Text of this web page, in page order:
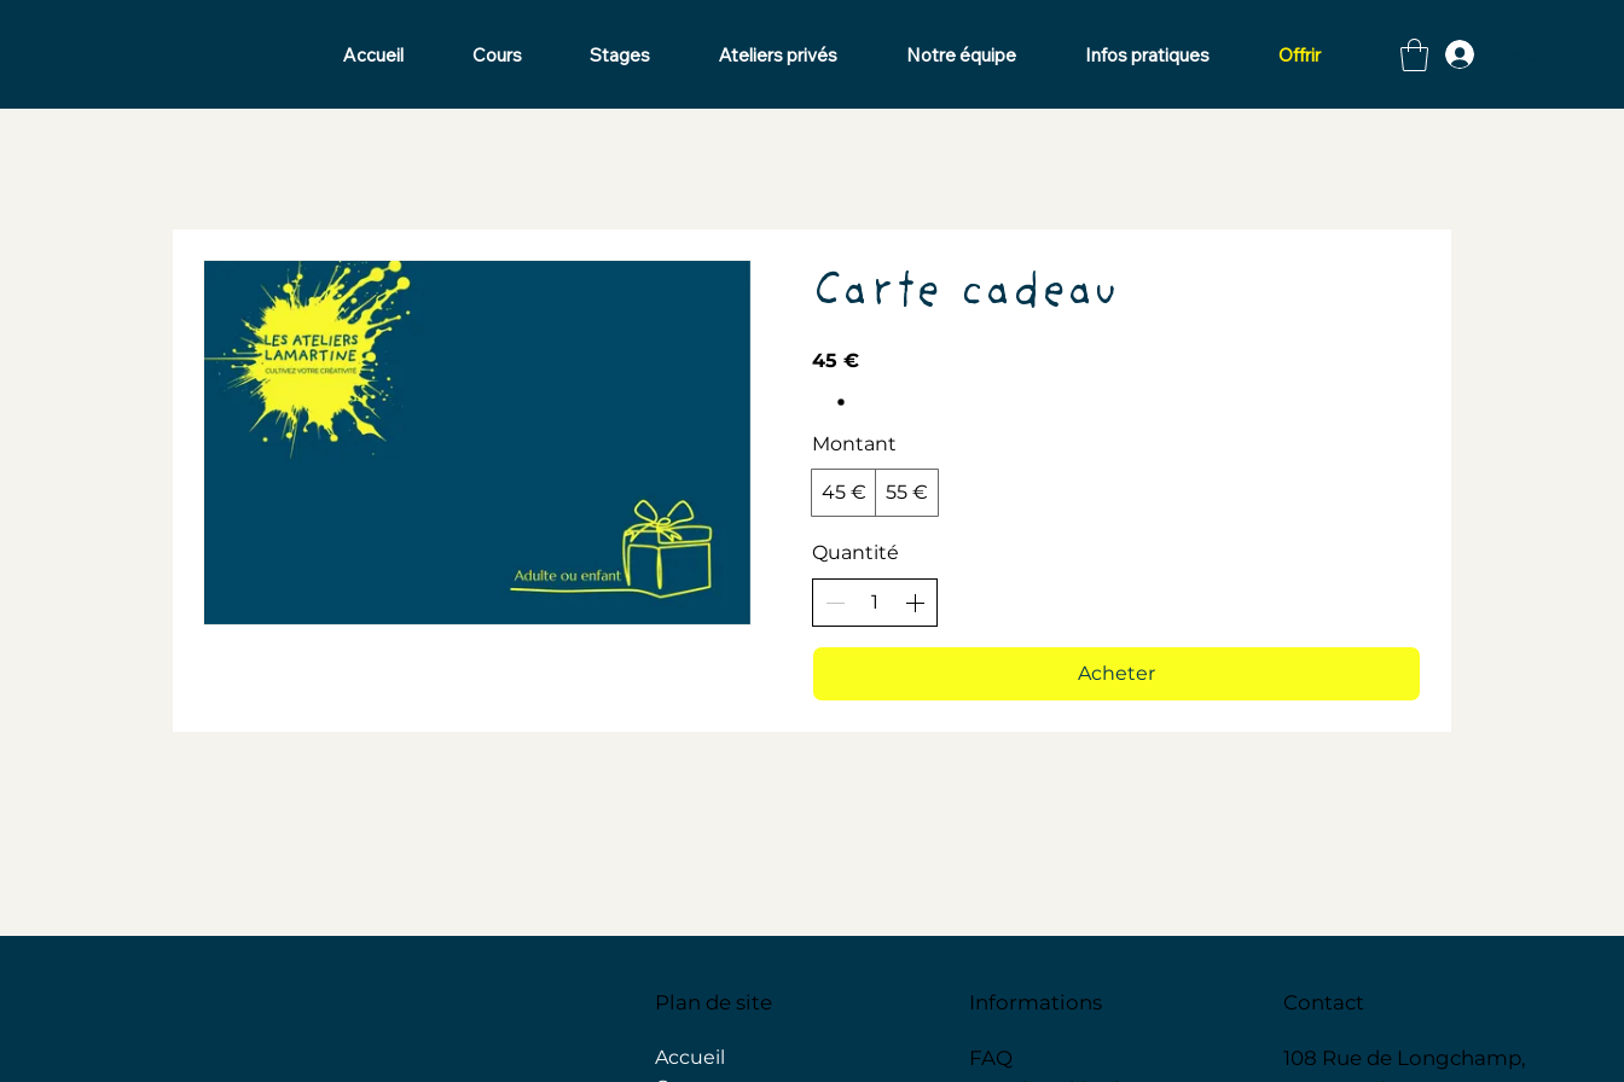
Accueil Cours Stages Ateliers privés Notre équipe Infos pratiques Offrir
Carte cadeau
45 €
Montant
45 € 55 €
Quantité
Acheter
Plan de site
Accueil
Informations
FAQ
Contact
108 Rue de Longchamp,